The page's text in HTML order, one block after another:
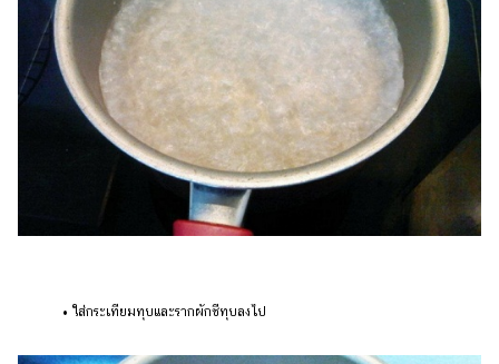
• ใส่กระเทียมทุบและรากผักชีทุบลงไป